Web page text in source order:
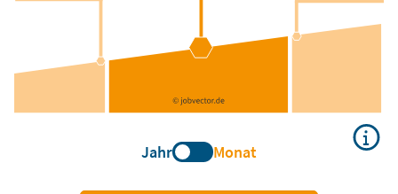
Jahr Monat